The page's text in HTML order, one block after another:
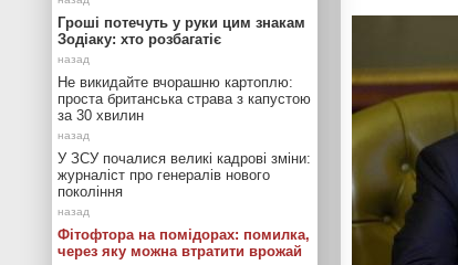
Гроші потечуть у руки цим знакам
Зодіаку: хто розбагатіє
Не викидайте вчорашню картоплю:
проста британська страва з капустою
за 30 хвилин
У ЗСУ почалися великі кадрові зміни:
журналіст про генералів нового
покоління
Фітофтора на помідорах: помилка,
через яку можна втратити врожай